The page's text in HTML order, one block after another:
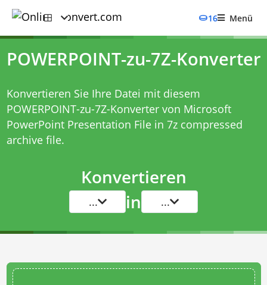
16 Menü
POWERPOINT-zu-7Z-Konverter
Konvertieren Sie Ihre Datei mit diesem
POWERPOINT-zu-7Z-Konvertervon Microsoft
PowerPoint Presentation File in 7z compressed
archive file.
Konvertieren
... in ...